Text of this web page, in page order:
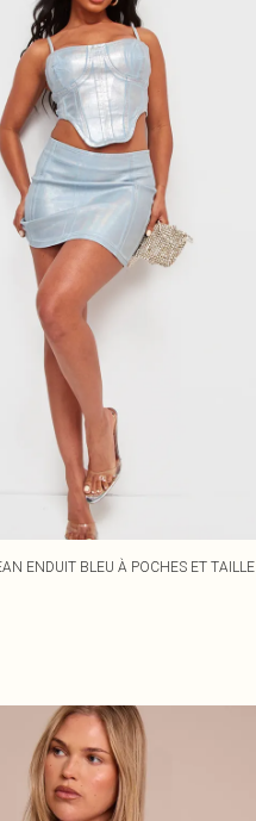
ENDUIT BLEU À POCHES ET TAILLE